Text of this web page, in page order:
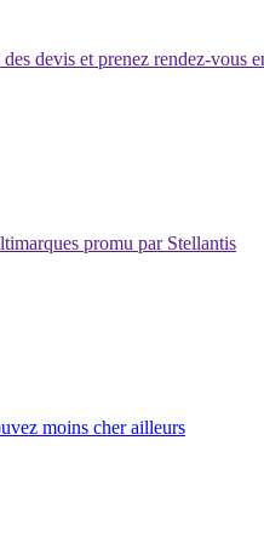
devis et prenez rendez-vous
promu par Stellantis
moins cher ailleurs